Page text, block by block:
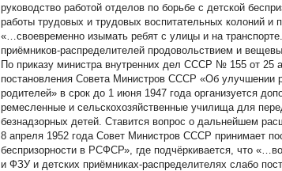
руководство работой отделов по борьбе с детской
работы трудовых и трудовых воспитательных колоний и
«…своевременно изымать ребят с улицы и на
приёмников-распределителей продовольствием и
По приказу министра внутренних дел СССР № 155 от 25
постановления Совета Министров СССР «Об улучшении
родителей» в срок до 1 июня 1947 года организуется
ремесленные и сельскохозяйственные училища для
безнадзорных детей. Ставится вопрос о дальнейшем
8 апреля 1952 года Совет Министров СССР принимает
беспризорности в РСФСР», где подчёркивается, что
и ФЗУ и детских приёмниках-распределителях слабо